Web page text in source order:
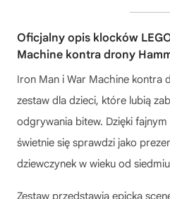
Oficjalny opis klocków
Machine kontra drony
Iron Man i War Machine kontra
zestaw dla dzieci, które lubią
odgrywania bitew. Dzięki
świetnie się sprawdzi jako
dziewczynek w wieku od
Zestaw przedstawia epicką